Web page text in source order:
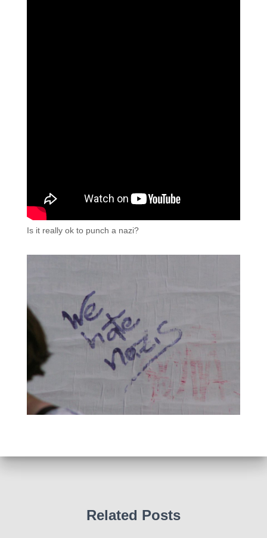
Is it really ok to punch a nazi?
Related Posts